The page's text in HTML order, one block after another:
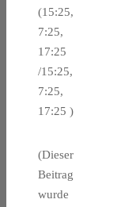
(15:25,
7:25,
17:25
/15:25,
7:25,
17:25 )
(Dieser
Beitrag
wurde